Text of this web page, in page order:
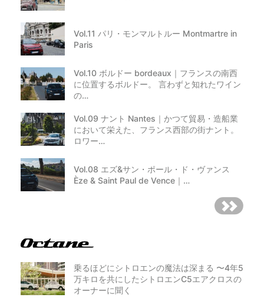
Vol.11 パリ・モンマルトルー Montmartre in
Paris
Vol.10 ボルドー bordeaux｜フランスの南西
に位置するボルドー。 言わずと知れたワイン
の…
Vol.09 ナント Nantes｜かつて貿易・造船業
において栄えた、フランス西部の街ナント。
ロワー…
Vol.08 エズ&サン・ポール・ド・ヴァンス
Èze & Saint Paul de Vence｜…
乗るほどにシトロエンの魔法は深まる 〜4年5
万キロを共にしたシトロエンC5エアクロスの
オーナーに聞く